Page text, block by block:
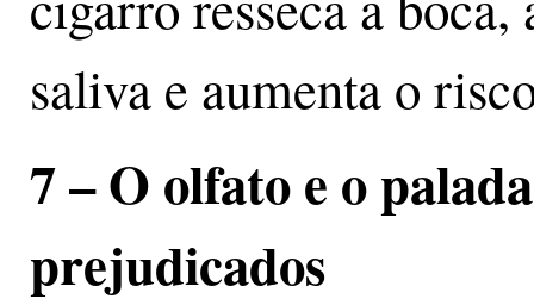
saliva e aumenta o
7 – O olfato e o
prejudicados